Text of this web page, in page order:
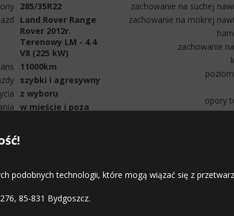
podobnych technologii, które mogą wiązać się z
85-831 Bydgoszcz.
285/35R22
Land Rover Range
Rover 2012r.
Terenowy LM - 4.4
V8 (225 kW)
11000km
szybki i agresywny
z wyboru
w mieście i poza
zachowanie na suchej
zachowanie na mokrej
zachowanie
opory